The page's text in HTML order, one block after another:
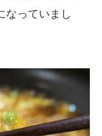
なっていまし